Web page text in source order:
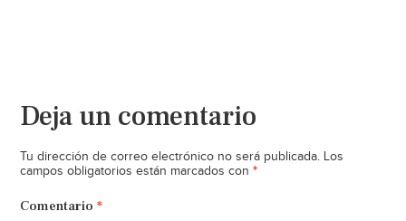
Deja un comentario
Tu dirección de correo electrónico no será publicada. Los
campos obligatorios están marcados con *
Comentario *